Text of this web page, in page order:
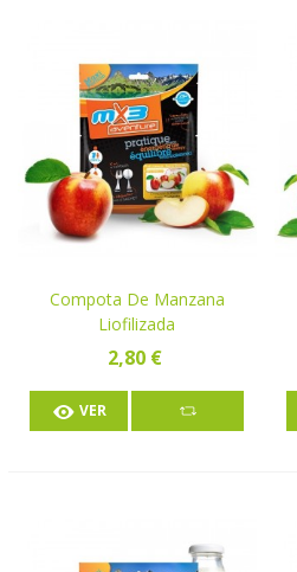
Compota De Manzana
Liofilizada
2,80 €
VER